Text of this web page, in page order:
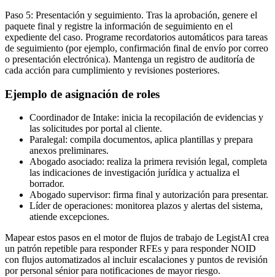
Paso 5: Presentación y seguimiento. Tras la aprobación, genere el
paquete final y registre la información de seguimiento en el
expediente del caso. Programe recordatorios automáticos para tareas
de seguimiento (por ejemplo, confirmación final de envío por correo
o presentación electrónica). Mantenga un registro de auditoría de
cada acción para cumplimiento y revisiones posteriores.
Ejemplo de asignación de roles
Coordinador de Intake: inicia la recopilación de evidencias y
las solicitudes por portal al cliente.
Paralegal: compila documentos, aplica plantillas y prepara
anexos preliminares.
Abogado asociado: realiza la primera revisión legal, completa
las indicaciones de investigación jurídica y actualiza el
borrador.
Abogado supervisor: firma final y autorización para presentar.
Líder de operaciones: monitorea plazos y alertas del sistema,
atiende excepciones.
Mapear estos pasos en el motor de flujos de trabajo de LegistAI crea
un patrón repetible para responder RFEs y para responder NOID
con flujos automatizados al incluir escalaciones y puntos de revisión
por personal sénior para notificaciones de mayor riesgo.